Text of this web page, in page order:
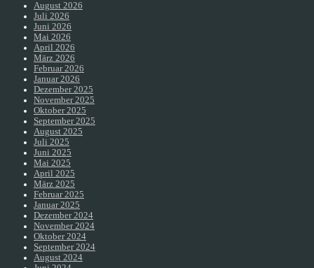
August 2026
Juli 2026
Juni 2026
Mai 2026
April 2026
März 2026
Februar 2026
Januar 2026
Dezember 2025
November 2025
Oktober 2025
September 2025
August 2025
Juli 2025
Juni 2025
Mai 2025
April 2025
März 2025
Februar 2025
Januar 2025
Dezember 2024
November 2024
Oktober 2024
September 2024
August 2024